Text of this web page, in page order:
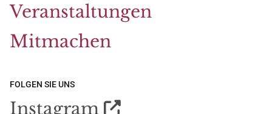
Veranstaltungen
Mitmachen
FOLGEN SIE UNS
Instagram 